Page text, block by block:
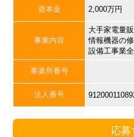
資本金 2,000万円
事業内容
大手家電量
情報機器の
設備工事業
事業所番号
法人番号
応募